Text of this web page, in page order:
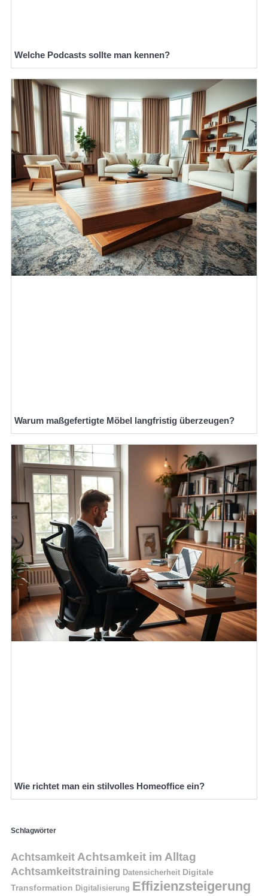
Welche Podcasts sollte man kennen?
Warum maßgefertigte Möbel langfristig überzeugen?
Wie richtet man ein stilvolles Homeoffice ein?
Schlagwörter
Achtsamkeit Achtsamkeit im Alltag
Achtsamkeitstraining Datensicherheit Digitale
Transformation Digitalisierung Effizienzsteigerung